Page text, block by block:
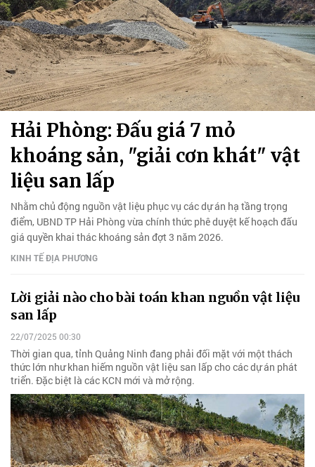
Hải Phòng: Đấu giá 7 mỏ
khoáng sản, "giải cơn khát" vật
liệu san lấp
Nhằm chủ động nguồn vật liệu phục vụ các dự án hạ tầng trọng
điểm, UBND TP Hải Phòng vừa chính thức phê duyệt kế hoạch đấu
giá quyền khai thác khoáng sản đợt 3 năm 2026.
KINH TẾ ĐỊA PHƯƠNG
Lời giải nào cho bài toán khan nguồn vật liệu
san lấp
22/07/2025 00:30
Thời gian qua, tỉnh Quảng Ninh đang phải đối mặt với một thách
thức lớn như khan hiếm nguồn vật liệu san lấp cho các dự án phát
triển. Đặc biệt là các KCN mới và mở rộng.